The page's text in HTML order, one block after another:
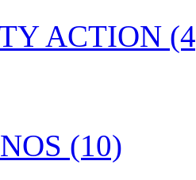
ACTION
(10)